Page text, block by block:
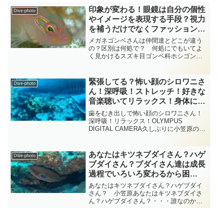
Dive-photo
印象が変わる！眼鏡は自分の個性
やイメージを表現する手段？視力
を補うだけでなくファッションを
楽しむメガネゴンベさん！『ゴン
ベの仲間』総集編 diving-
photo‐tsubuankun
メガネゴンベさんは仲間達とどこが違う
の？区別は何処で？ 何処にでもいてよ
く見かけるスズキ目ゴンベ科ホシゴンベ
変異があります・・・赤っぽいものから
灰褐色や茶褐色のものなど...
Dive-photo
緊張してる？怖い顔のシロワニさ
ん！深呼吸！ストレッチ！好きな
音楽聴いてリラックス！身体にや
さしい時間を！ 『サメの仲間』
総集編 diving-photo‐
tsubuankun
歯をむき出しで怖い顔のシロワニさん！
深呼吸！リラックス！OLYMPUS
DIGITAL CAMERA久しぶりに小笠原の海
きました・・・まずは世界中の暖かい海
の沿岸で暮ら...
Dive-photo
あなたはキツネブダイさん？ハゲ
ブダイさん？ブダイさん達は成長
過程でいろいろ変わるから困
る！ 小笠原 ブダイ科
diving-photo‐tsubuankun
あなたはキツネブダイさん？ハゲブダイ
さん？ 小笠原あなたはキツネブダイさ
ん？ハゲブダイさん？・・・誰なのかよ